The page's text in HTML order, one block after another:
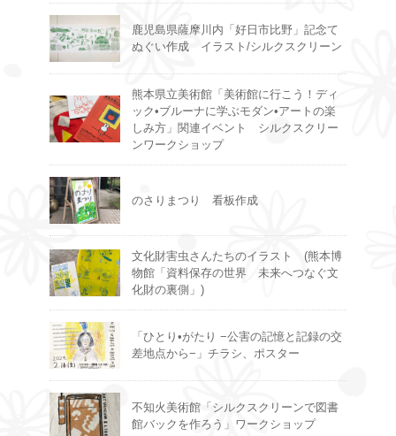
鹿児島県薩摩川内「好日市比野」記念て
ぬぐい作成 イラスト/シルクスクリーン
熊本県立美術館「美術館に行こう！ディ
ック•ブルーナに学ぶモダン•アートの楽
しみ方」関連イベント シルクスクリー
ンワークショップ
のさりまつり 看板作成
文化財害虫さんたちのイラスト (熊本博
物館「資料保存の世界 未来へつなぐ文
化財の裏側」)
「ひとり•がたり −公害の記憶と記録の交
差地点から−」チラシ、ポスター
不知火美術館「シルクスクリーンで図書
館バックを作ろう」ワークショップ